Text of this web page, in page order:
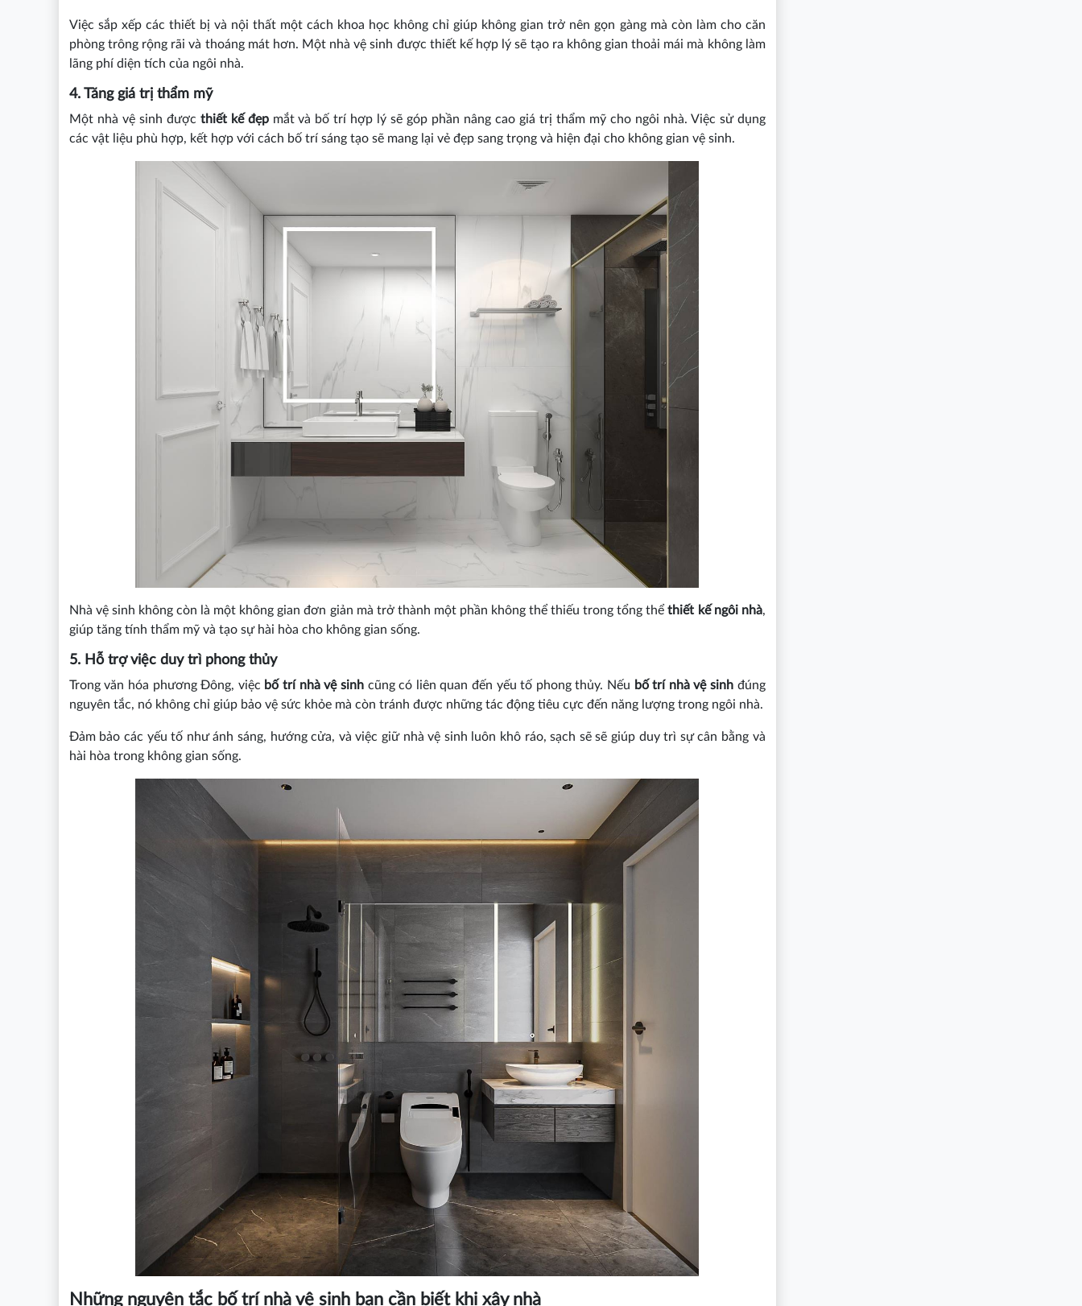
Việc sắp xếp các thiết bị và nội thất một cách khoa học không chỉ giúp không gian trở nên gọn gàng mà còn làm cho căn
phòng trông rộng rãi và thoáng mát hơn. Một nhà vệ sinh được thiết kế hợp lý sẽ tạo ra không gian thoải mái mà không làm
lãng phí diện tích của ngôi nhà.
4. Tăng giá trị thẩm mỹ
Một nhà vệ sinh được thiết kế đẹp mắt và bố trí hợp lý sẽ góp phần nâng cao giá trị thẩm mỹ cho ngôi nhà. Việc sử dụng
các vật liệu phù hợp, kết hợp với cách bố trí sáng tạo sẽ mang lại vẻ đẹp sang trọng và hiện đại cho không gian vệ sinh.
Nhà vệ sinh không còn là một không gian đơn giản mà trở thành một phần không thể thiếu trong tổng thểthiết kế ngôi nhà,
giúp tăng tính thẩm mỹ và tạo sự hài hòa cho không gian sống.
5. Hỗ trợ việc duy trì phong thủy
Trong văn hóa phương Đông, việc bố trí nhà vệ sinhcũng có liên quan đến yếu tố phong thủy. Nếu bố trí nhà vệ sinh đúng
nguyên tắc, nó không chỉ giúp bảo vệ sức khỏe mà còn tránh được những tác động tiêu cực đến năng lượng trong ngôi nhà.
Đảm bảo các yếu tố như ánh sáng, hướng cửa, và việc giữ nhà vệ sinh luôn khô ráo, sạch sẽ sẽ giúp duy trì sự cân bằng và
hài hòa trong không gian sống.
Những nguyên tắc bố trí nhà vệ sinh bạn cần biết khi xây nhà